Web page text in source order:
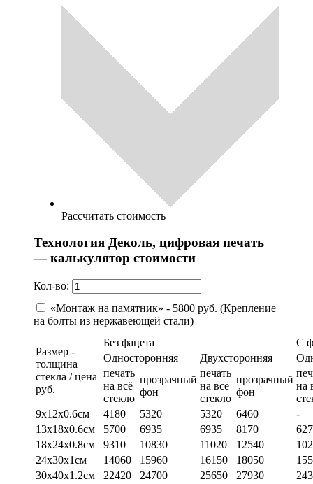
Рассчитать стоимость
Технология Деколь, цифровая печать
— калькулятор стоимости
Кол-во:
«Монтаж на памятник» - 5800 руб. (Крепление
на болты из нержавеющей стали)
Размер -
толщина
стекла / цена
руб.
Без фацета
С
Односторонняя
Двухсторонняя
печать
на всё
стекло
прозрачный
фон
печать
на всё
стекло
прозрачный
фон
на
9х12х0.6см
4180 5320 5320 6460
-
13х18х0.6см
5700 6935 6935 8170
18х24х0.8см
9310 10830 11020 12540
24х30х1см
14060 15960 16150 18050
30х40х1.2см
22420 24700 25650 27930